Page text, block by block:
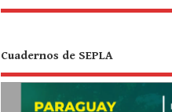
Cuadernos de SEPLA